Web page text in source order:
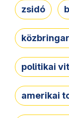
zsidó
politikai
amerikai